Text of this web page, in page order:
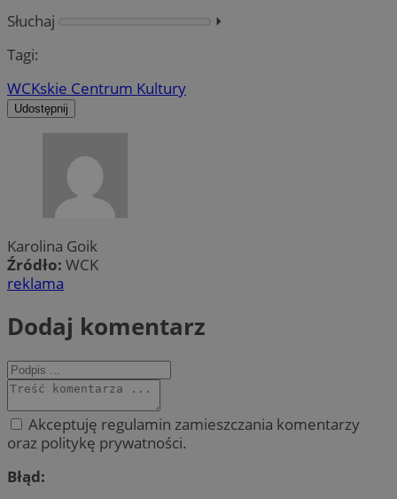
Słuchaj
⏵︎
Tagi:
WCKskie Centrum Kultury
Udostępnij
Karolina Goik
Źródło: WCK
reklama
Dodaj komentarz
Akceptuję regulamin zamieszczania komentarzy
oraz politykę prywatności.
Błąd: